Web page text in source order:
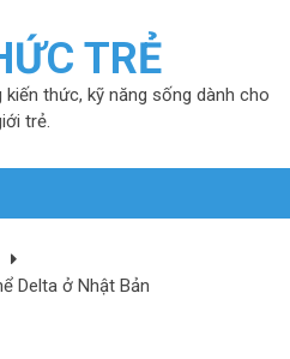
TRẺ
thức, kỹ năng sống dành cho
trẻ.
Delta ở Nhật Bản